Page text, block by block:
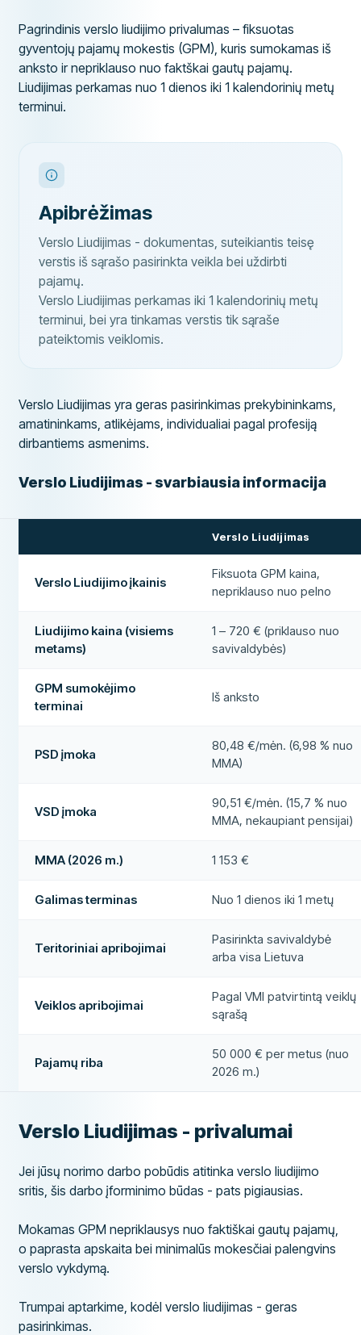
Pagrindinis verslo liudijimo privalumas – fiksuotas
gyventojų pajamų mokestis (GPM), kuris sumokamas iš
anksto ir nepriklauso nuo faktškai gautų pajamų.
Liudijimas perkamas nuo 1 dienos iki 1 kalendorinių metų
terminui.
Apibrėžimas
Verslo Liudijimas - dokumentas, suteikiantis teisę
verstis iš sąrašo pasirinkta veikla bei uždirbti
pajamų.
Verslo Liudijimas perkamas iki 1 kalendorinių metų
terminui, bei yra tinkamas verstis tik sąraše
pateiktomis veiklomis.
Verslo Liudijimas yra geras pasirinkimas prekybininkams,
amatininkams, atlikėjams, individualiai pagal profesiją
dirbantiems asmenims.
Verslo Liudijimas - svarbiausia informacija
Verslo Liudijimas
Verslo Liudijimo įkainis
Fiksuota GPM kaina,
nepriklauso nuo pelno
Liudijimo kaina (visiems
metams)
1 – 720 € (priklauso nuo
savivaldybės)
GPM sumokėjimo
terminai
Iš anksto
PSD įmoka
80,48 €/mėn. (6,98 % nuo
MMA)
VSD įmoka
90,51 €/mėn. (15,7 % nuo
MMA, nekaupiant pensijai)
MMA (2026 m.) 1 153 €
Galimas terminas Nuo 1 dienos iki 1 metų
Teritoriniai apribojimai
Pasirinkta savivaldybė
arba visa Lietuva
Veiklos apribojimai
Pagal VMI patvirtintą veiklų
sąrašą
Pajamų riba
50 000 € per metus (nuo
2026 m.)
Verslo Liudijimas - privalumai
Jei jūsų norimo darbo pobūdis atitinka verslo liudijimo
sritis, šis darbo įforminimo būdas - pats pigiausias.
Mokamas GPM nepriklausys nuo faktiškai gautų pajamų,
o paprasta apskaita bei minimalūs mokesčiai palengvins
verslo vykdymą.
Trumpai aptarkime, kodėl verslo liudijimas - geras
pasirinkimas.